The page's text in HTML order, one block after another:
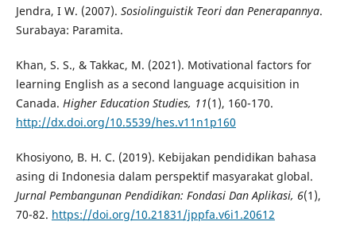
Jendra, I W. (2007). Sosiolinguistik Teori dan Penerapannya.
Surabaya: Paramita.
Khan, S. S., & Takkac, M. (2021). Motivational factors for
learning English as a second language acquisition in
Canada. Higher Education Studies, 11(1), 160-170.
http://dx.doi.org/10.5539/hes.v11n1p160
Khosiyono, B. H. C. (2019). Kebijakan pendidikan bahasa
asing di Indonesia dalam perspektif masyarakat global.
Jurnal Pembangunan Pendidikan: Fondasi Dan Aplikasi, 6(1),
70-82. https://doi.org/10.21831/jppfa.v6i1.20612